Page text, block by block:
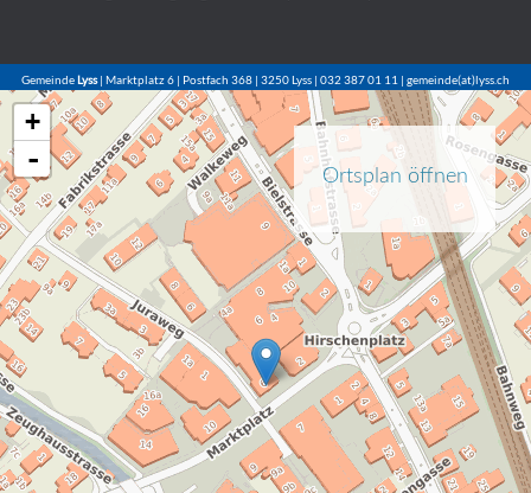
GemeindeLyss| Marktplatz 6 | Postfach 368 | 3250 Lyss | 032 387 01 11 | gemeinde(at)lyss.ch